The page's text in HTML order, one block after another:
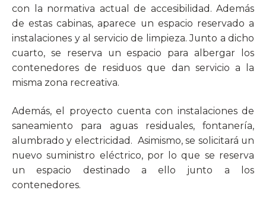
con la normativa actual de accesibilidad. Además
de estas cabinas, aparece un espacio reservado a
instalaciones y al servicio de limpieza. Junto a dicho
cuarto, se reserva un espacio para albergar los
contenedores de residuos que dan servicio a la
misma zona recreativa.
Además, el proyecto cuenta con instalaciones de
saneamiento para aguas residuales, fontanería,
alumbrado y electricidad. Asimismo, se solicitará un
nuevo suministro eléctrico, por lo que se reserva
un espacio destinado a ello junto a los
contenedores.